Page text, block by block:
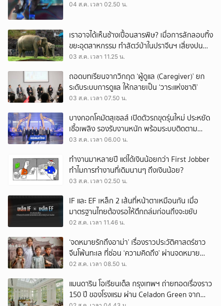
04 ส.ค. เวลา 02.50 น.
เราอาจได้เห็นช้างเปื้อนสารพิษ? เมื่อการลักลอบทิ้ง
ขยะอุตสาหกรรม ทำสัตว์ป่าในปราจีนฯ เสี่ยงปน
เปื้อน
03 ส.ค. เวลา 11.25 น.
ถอดบทเรียนจากวิกฤต ‘ผู้ดูแล (Caregiver)’ ยก
ระดับระบบการดูแล ให้กลายเป็น ‘วาระแห่งชาติ’
03 ส.ค. เวลา 07.50 น.
บางกอกโคมัตสุเซลส์ เปิดตัวรถขุดรุ่นใหม่ ประหยัด
เชื้อเพลิง รองรับงานหนัก พร้อมระบบติดตาม
เครื่องจักรผ่านดาวเทียม
03 ส.ค. เวลา 06.00 น.
ทำงานมาหลายปี แต่ได้เงินน้อยกว่า First Jobber
ทำไมการทำงานที่เดิมนานๆ ถึงเงินน้อย?
03 ส.ค. เวลา 02.50 น.
IF และ EF เหล็ก 2 เส้นที่หน้าตาเหมือนกัน เมื่อ
มาตรฐานไทยต้องรอให้ตึกถล่มก่อนถึงจะขยับ
02 ส.ค. เวลา 11.46 น.
‘จดหมายรักถึงอาม่า’ เรื่องราวประวัติศาสตร์ชาว
จีนโพ้นทะเล ที่ซ่อน ‘ความคิดถึง’ ผ่านจดหมาย
‘โพยก๊วน’
02 ส.ค. เวลา 08.50 น.
แมนดาริน โอเรียนเต็ล กรุงเทพฯ ถ่ายทอดเรื่องราว
150 ปี ของโรงแรม ผ่าน Celadon Green จาก